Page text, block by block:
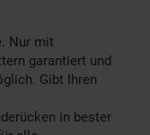
Nur mit
garantiert und
Gibt Ihren
in bester